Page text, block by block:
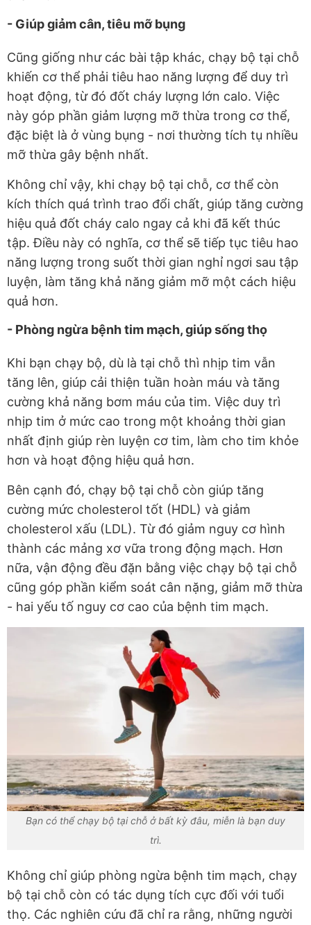
- Giúp giảm cân, tiêu mỡ bụng
Cũng giống như các bài tập khác, chạy bộ tại chỗ
khiến cơ thể phải tiêu hao năng lượng để duy trì
hoạt động, từ đó đốt cháy lượng lớn calo. Việc
này góp phần giảm lượng mỡ thừa trong cơ thể,
đặc biệt là ở vùng bụng - nơi thường tích tụ nhiều
mỡ thừa gây bệnh nhất.
Không chỉ vậy, khi chạy bộ tại chỗ, cơ thể còn
kích thích quá trình trao đổi chất, giúp tăng cường
hiệu quả đốt cháy calo ngay cả khi đã kết thúc
tập. Điều này có nghĩa, cơ thể sẽ tiếp tục tiêu hao
năng lượng trong suốt thời gian nghỉ ngơi sau tập
luyện, làm tăng khả năng giảm mỡ một cách hiệu
quả hơn.
- Phòng ngừa bệnh tim mạch, giúp sống thọ
Khi bạn chạy bộ, dù là tại chỗ thì nhịp tim vẫn
tăng lên, giúp cải thiện tuần hoàn máu và tăng
cường khả năng bơm máu của tim. Việc duy trì
nhịp tim ở mức cao trong một khoảng thời gian
nhất định giúp rèn luyện cơ tim, làm cho tim khỏe
hơn và hoạt động hiệu quả hơn.
Bên cạnh đó, chạy bộ tại chỗ còn giúp tăng
cường mức cholesterol tốt (HDL) và giảm
cholesterol xấu (LDL). Từ đó giảm nguy cơ hình
thành các mảng xơ vữa trong động mạch. Hơn
nữa, vận động đều đặn bằng việc chạy bộ tại chỗ
cũng góp phần kiểm soát cân nặng, giảm mỡ thừa
- hai yếu tố nguy cơ cao của bệnh tim mạch.
Bạn có thể chạy bộ tại chỗ ở bất kỳ đâu, miễn là bạn duy
trì.
Không chỉ giúp phòng ngừa bệnh tim mạch, chạy
bộ tại chỗ còn có tác dụng tích cực đối với tuổi
thọ. Các nghiên cứu đã chỉ ra rằng, những người